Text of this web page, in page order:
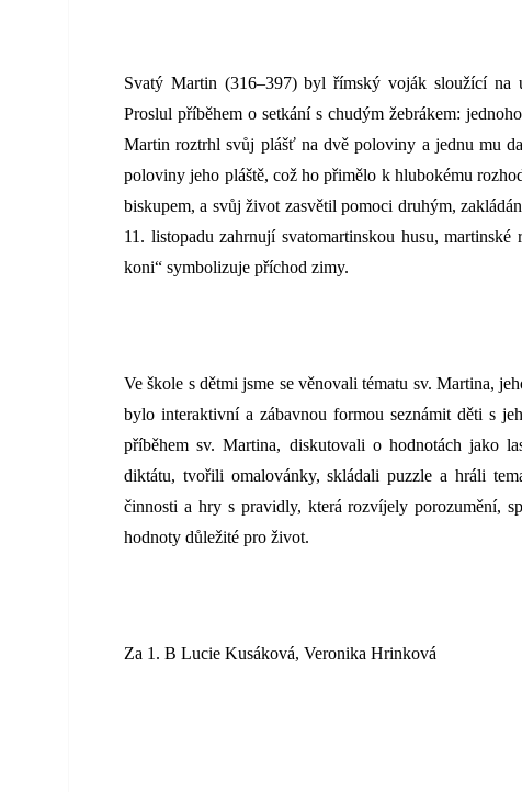
Svatý Martin (316–397) byl římský voják sloužící na
Proslul příběhem o setkání s chudým žebrákem:
Martin roztrhl svůj plášť na dvě poloviny a jednu mu
poloviny jeho pláště, což ho přimělo k hlubokému
biskupem, a svůj život zasvětil pomoci druhým,
11. listopadu zahrnují svatomartinskou husu,
koni“ symbolizuje příchod zimy.
Ve škole s dětmi jsme se věnovali tématu sv. Martina,
bylo interaktivní a zábavnou formou seznámit děti s
příběhem sv. Martina, diskutovali o hodnotách jako
diktátu, tvořili omalovánky, skládali puzzle a hráli
činnosti a hry s pravidly, která rozvíjely porozumění,
hodnoty důležité pro život.
Za 1. B Lucie Kusáková, Veronika Hrinková